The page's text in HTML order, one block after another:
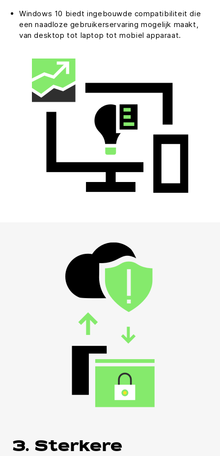
Windows 10 biedt ingebouwde compatibiliteit die
een naadloze gebruikerservaring mogelijk maakt,
van desktop tot laptop tot mobiel apparaat.
3. Sterkere